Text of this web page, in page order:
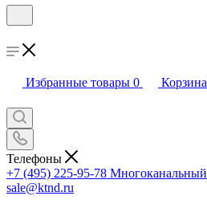
Избранные товары 0 Корзина
Телефоны
+7 (495) 225-95-78 Многоканальный
sale@ktnd.ru